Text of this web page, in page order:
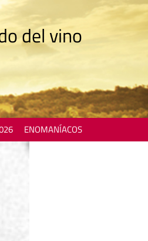
del vino
ENOMANÍACOS